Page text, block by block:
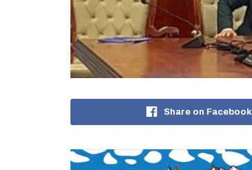
Share on Facebook